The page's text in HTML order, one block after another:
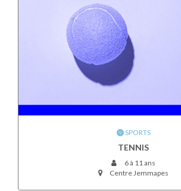
SPORTS
TENNIS
6 à 11 ans
Centre Jemmapes